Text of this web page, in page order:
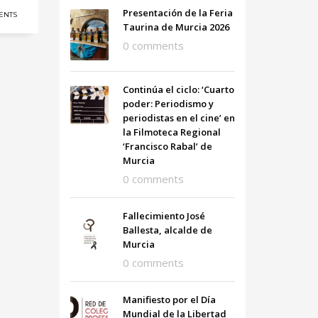
Presentación de la Feria
Taurina de Murcia 2026
0 comments
Continúa el ciclo: ‘Cuarto
poder: Periodismo y
periodistas en el cine’ en
la Filmoteca Regional
‘Francisco Rabal’ de
Murcia
0 comments
Fallecimiento José
Ballesta, alcalde de
Murcia
0 comments
Manifiesto por el Día
Mundial de la Libertad